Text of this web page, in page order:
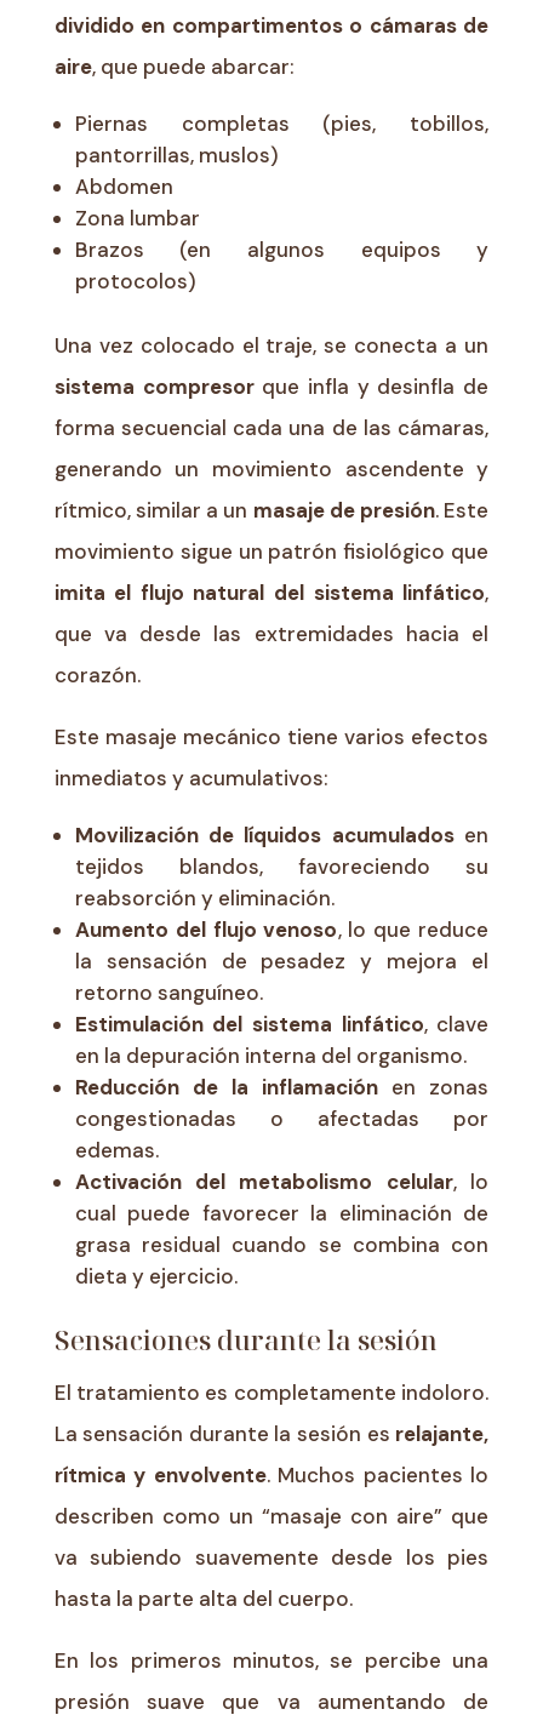
dividido en compartimentos o cámaras de
aire, que puede abarcar:
Piernas completas (pies, tobillos,
pantorrillas, muslos)
Abdomen
Zona lumbar
Brazos (en algunos equipos y
protocolos)
Una vez colocado el traje, se conecta a un
sistema compresorque infla y desinfla de
forma secuencial cada una de las cámaras,
generando un movimiento ascendente y
rítmico, similar a un masaje de presión. Este
movimiento sigue un patrón fisiológico que
imita el flujo natural del sistema linfático,
que va desde las extremidades hacia el
corazón.
Este masaje mecánico tiene varios efectos
inmediatos y acumulativos:
Movilización de líquidos acumuladosen
tejidos blandos, favoreciendo su
reabsorción y eliminación.
Aumento del flujo venoso, lo que reduce
la sensación de pesadez y mejora el
retorno sanguíneo.
Estimulación del sistema linfático, clave
en la depuración interna del organismo.
Reducción de la inflamación en zonas
congestionadas o afectadas por
edemas.
Activación del metabolismo celular, lo
cual puede favorecer la eliminación de
grasa residual cuando se combina con
dieta y ejercicio.
Sensaciones durante la sesión
El tratamiento es completamente indoloro.
La sensación durante la sesión es relajante,
rítmica y envolvente. Muchos pacientes lo
describen como un “masaje con aire” que
va subiendo suavemente desde los pies
hasta la parte alta del cuerpo.
En los primeros minutos, se percibe una
presión suave que va aumentando de